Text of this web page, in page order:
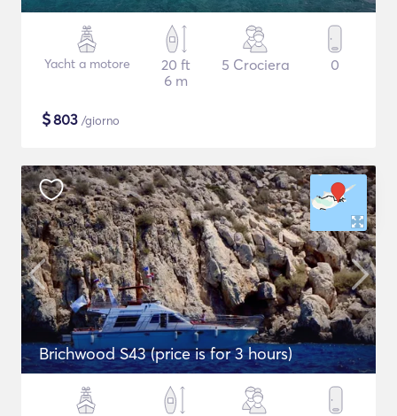
Yacht a motore
20 ft
6 m
5 Crociera 0
$803 /giorno
Brichwood S43 (price is for 3 hours)